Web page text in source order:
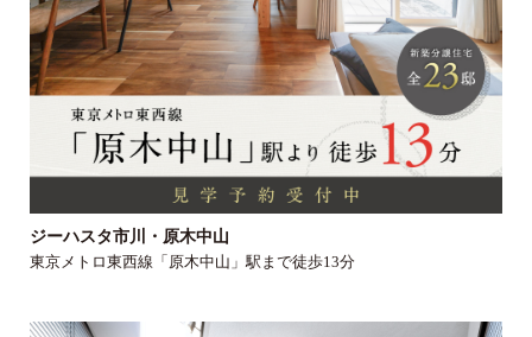
ジーハスタ市川・原木中山
東京メトロ東西線「原木中山」駅まで徒歩13分